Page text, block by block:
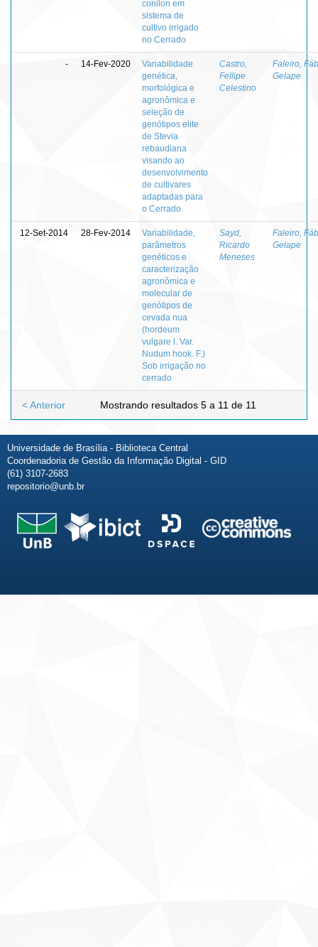
conilon em
sistema de
cultivo irrigado
no Cerrado
- 14-Fev-2020
Variabilidade
genética,
morfológica e
agronômica e
seleção de
genótipos elite
de Stevia
rebaudiana
visando ao
desenvolvimento
de cultivares
adaptadas para
o Cerrado
Castro,
Fellipe
Celestino
Faleiro,
Gelape
12-Set-2014 28-Fev-2014
Variabilidade,
parâmetros
genéticos e
caracterização
agronômica e
molecular de
genótipos de
cevada nua
(hordeum
vulgare l. Var.
Nudum hook. F.)
Sob irrigação no
cerrado
Sayd,
Ricardo
Meneses
Faleiro,
Gelape
Mostrando resultados 5 a 11 de 11
< Anterior
Universidade de Brasília - Biblioteca Central
Coordenadoria de Gestão da Informação Digital - GID
(61) 3107-2683
repositorio@unb.br